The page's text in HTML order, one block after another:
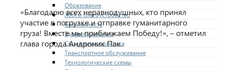
Образование
ЖКХ и благоустройство
Безопасность
Здравоохранение
Социальная политика
Транспортное обслуживание
Технологические схемы
«Благодарю всех неравнодушных, кто принял
участие в погрузке и отправке гуманитарного
груза! Вместе мы приближаем Победу!», – отметил
глава города Андроник Пак.